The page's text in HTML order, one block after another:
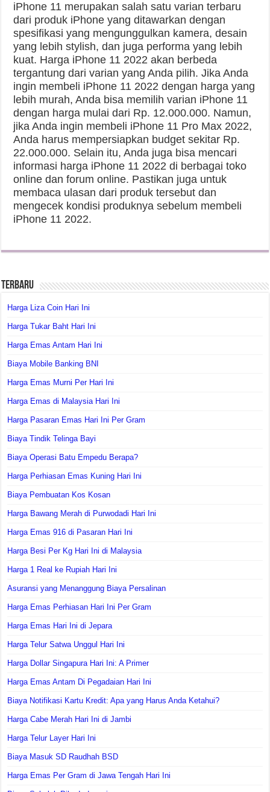
iPhone 11 merupakan salah satu varian terbaru
dari produk iPhone yang ditawarkan dengan
spesifikasi yang mengunggulkan kamera, desain
yang lebih stylish, dan juga performa yang lebih
kuat. Harga iPhone 11 2022 akan berbeda
tergantung dari varian yang Anda pilih. Jika Anda
ingin membeli iPhone 11 2022 dengan harga yang
lebih murah, Anda bisa memilih varian iPhone 11
dengan harga mulai dari Rp. 12.000.000. Namun,
jika Anda ingin membeli iPhone 11 Pro Max 2022,
Anda harus mempersiapkan budget sekitar Rp.
22.000.000. Selain itu, Anda juga bisa mencari
informasi harga iPhone 11 2022 di berbagai toko
online dan forum online. Pastikan juga untuk
membaca ulasan dari produk tersebut dan
mengecek kondisi produknya sebelum membeli
iPhone 11 2022.
Terbaru
Harga Liza Coin Hari Ini
Harga Tukar Baht Hari Ini
Harga Emas Antam Hari Ini
Biaya Mobile Banking BNI
Harga Emas Murni Per Hari Ini
Harga Emas di Malaysia Hari Ini
Harga Pasaran Emas Hari Ini Per Gram
Biaya Tindik Telinga Bayi
Biaya Operasi Batu Empedu Berapa?
Harga Perhiasan Emas Kuning Hari Ini
Biaya Pembuatan Kos Kosan
Harga Bawang Merah di Purwodadi Hari Ini
Harga Emas 916 di Pasaran Hari Ini
Harga Besi Per Kg Hari Ini di Malaysia
Harga 1 Real ke Rupiah Hari Ini
Asuransi yang Menanggung Biaya Persalinan
Harga Emas Perhiasan Hari Ini Per Gram
Harga Emas Hari Ini di Jepara
Harga Telur Satwa Unggul Hari Ini
Harga Dollar Singapura Hari Ini: A Primer
Harga Emas Antam Di Pegadaian Hari Ini
Biaya Notifikasi Kartu Kredit: Apa yang Harus Anda Ketahui?
Harga Cabe Merah Hari Ini di Jambi
Harga Telur Layer Hari Ini
Biaya Masuk SD Raudhah BSD
Harga Emas Per Gram di Jawa Tengah Hari Ini